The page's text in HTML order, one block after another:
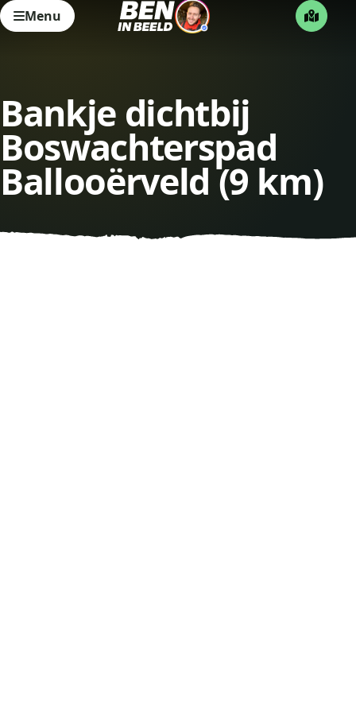
Menu
Bankje dichtbij
Boswachterspad
Ballooërveld (9 km)